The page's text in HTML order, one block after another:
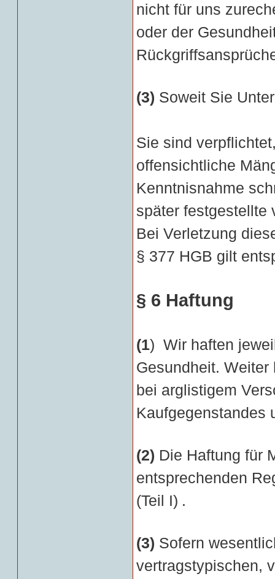
nicht für uns
oder der
(3) Soweit Sie
Sie sind
offensichtliche
Kenntnisnahme
später festgestellte
Bei Verletzung
§ 377 HGB gilt
§ 6 Haftung
(1) Wir haften
Gesundheit.
bei arglistigem
Kaufgegenstandes
(2) Die Haftung für
entsprechenden
(Teil I) .
(3) Sofern
vertragstypischen,